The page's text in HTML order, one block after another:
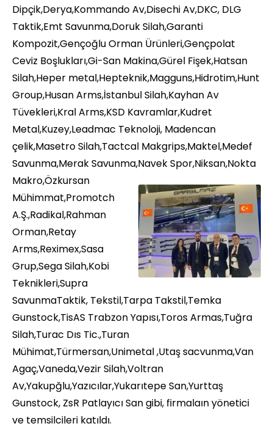
Dipçik,Derya,Kommando Av,Disechi Av,DKC, DLG
Taktik,Emt Savunma,Doruk Silah,Garanti
Kompozit,Gençoğlu Orman Ürünleri,Gençpolat
Ceviz Boşlukları,Gi-San Makina,Gürel Fişek,Hatsan
Silah,Heper metal,Hepteknik,Magguns,Hidrotim,Hunt
Group,Husan Arms,İstanbul Silah,Kayhan Av
Tüvekleri,Kral Arms,KSD Kavramlar,Kudret
Metal,Kuzey,Leadmac Teknoloji, Madencan
çelik,Masetro Silah,Tactcal Makgrips,Maktel,Medef
Savunma,Merak Savunma,Navek Spor,Niksan,Nokta
Makro,Özkursan
Mühimmat,Promotch
A.Ş.,Radikal,Rahman
Orman,Retay
Arms,Reximex,Sasa
Grup,Sega Silah,Kobi
Teknikleri,Supra
SavunmaTaktik, Tekstil,Tarpa Takstil,Temka
Gunstock,TisAS Trabzon Yapısı,Toros Armas,Tuğra
Silah,Turac Dıs Tic.,Turan
Mühimat,Türmersan,Unimetal ,Utaş sacvunma,Van
Agaç,Vaneda,Vezir Silah,Voltran
Av,Yakupğlu,Yazıcılar,Yukarıtepe San,Yurttaş
Gunstock, ZsR Patlayıcı San gibi, firmalaın yönetici
ve temsilcileri katıldı.